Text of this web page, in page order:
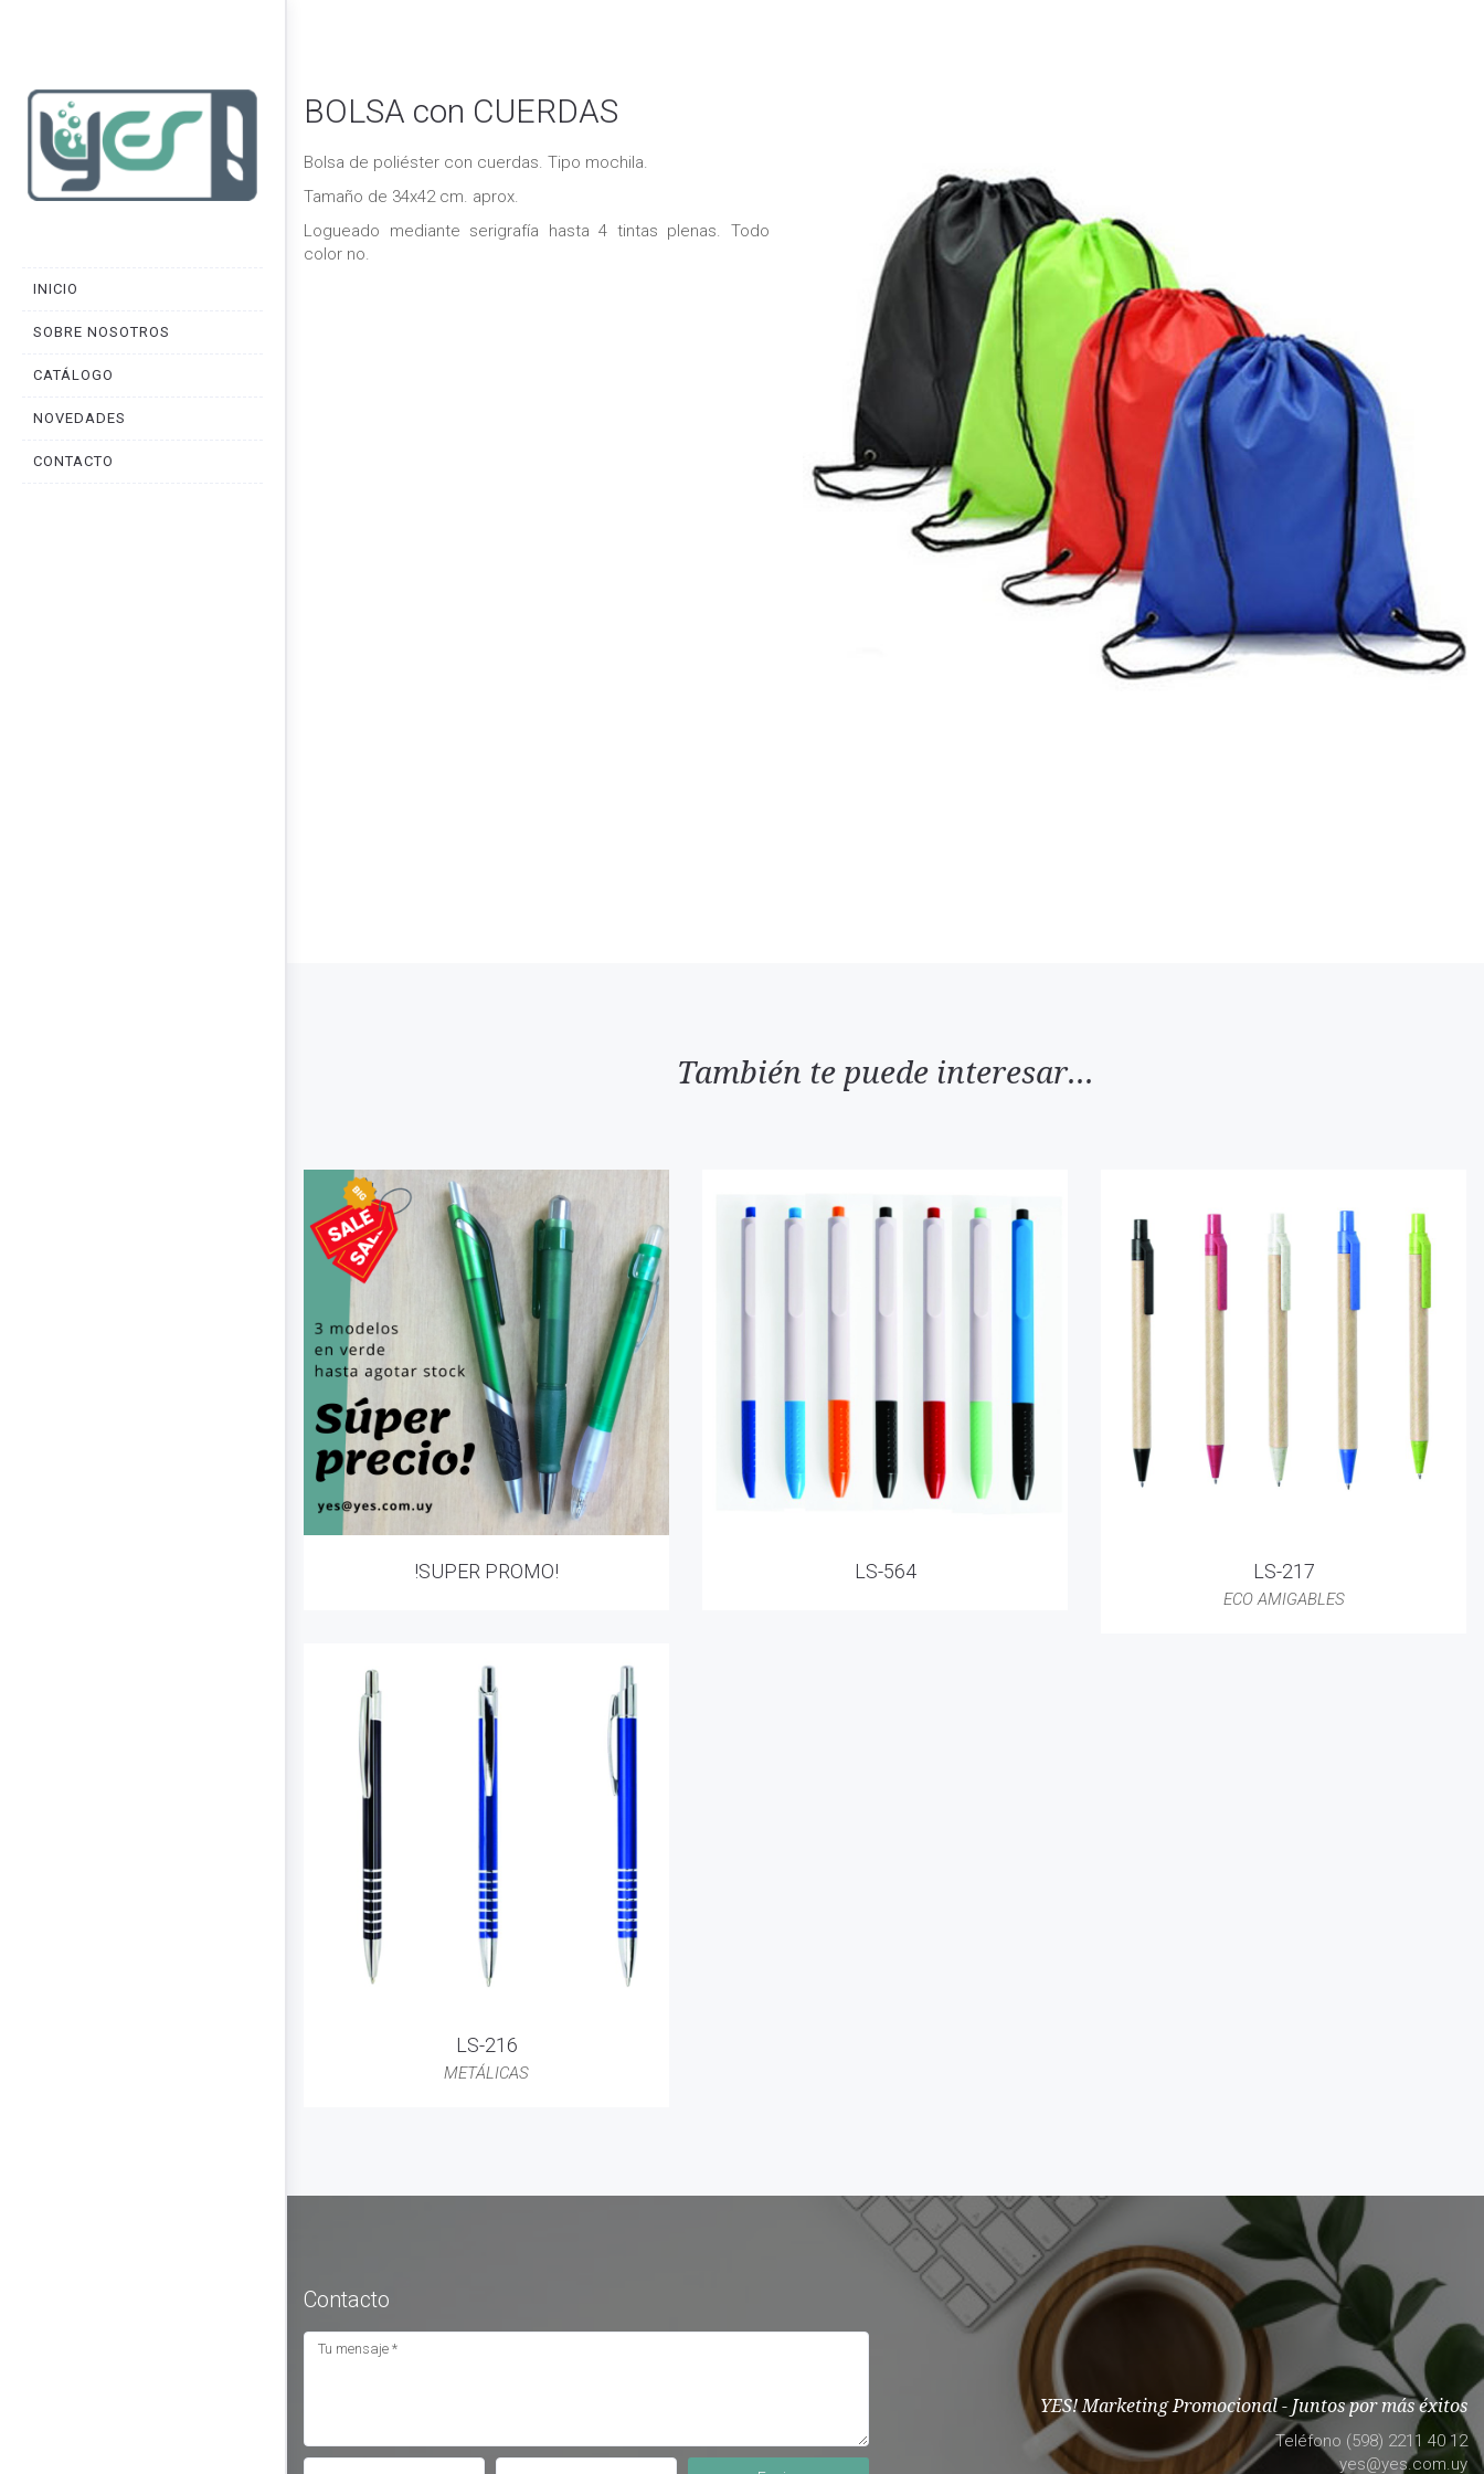
INICIO
SOBRE NOSOTROS
CATÁLOGO
NOVEDADES
CONTACTO
BOLSA con CUERDAS
Bolsa de poliéster con cuerdas. Tipo mochila.
Tamaño de 34x42 cm. aprox.
Logueado mediante serigrafía hasta 4 tintas plenas. Todo
color no.
También te puede interesar...
!SUPER PROMO! LS-564 LS-217
ECO AMIGABLES
LS-216
METÁLICAS
Contacto
YES! Marketing Promocional - Juntos por más éxitos
Teléfono (598) 2211 40 12
yes@yes.com.uy